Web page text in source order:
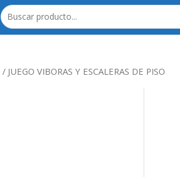
/ JUEGO VIBORAS Y ESCALERAS DE PISO